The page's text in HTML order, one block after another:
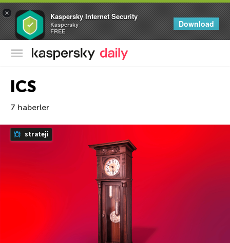
× Kaspersky Internet Security
Kaspersky
FREE
Download
Kaspersky Resmi Blogu
ICS
7 haberler
strateji